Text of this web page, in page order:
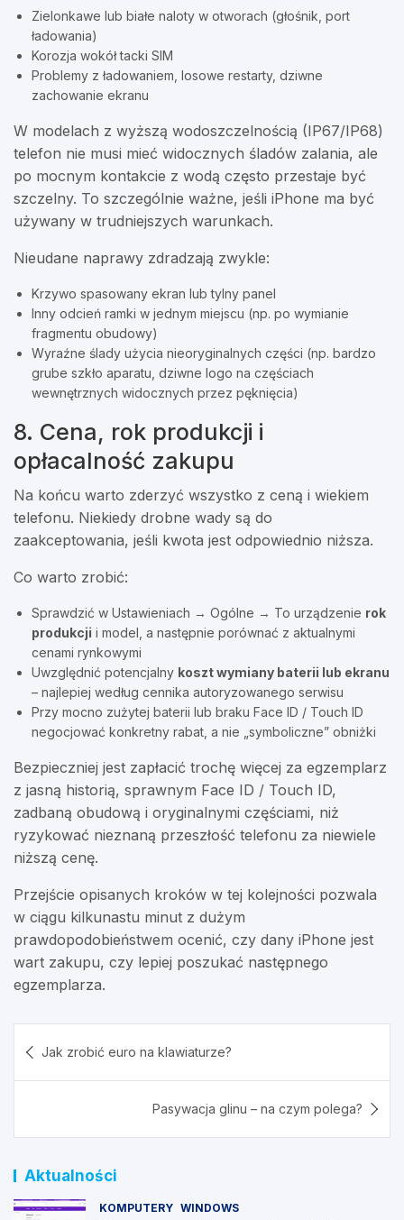
Zielonkawe lub białe naloty w otworach (głośnik, port
ładowania)
Korozja wokół tacki SIM
Problemy z ładowaniem, losowe restarty, dziwne
zachowanie ekranu
W modelach z wyższą wodoszczelnością (IP67/IP68)
telefon nie musi mieć widocznych śladów zalania, ale
po mocnym kontakcie z wodą często przestaje być
szczelny. To szczególnie ważne, jeśli iPhone ma być
używany w trudniejszych warunkach.
Nieudane naprawy zdradzają zwykle:
Krzywo spasowany ekran lub tylny panel
Inny odcień ramki w jednym miejscu (np. po wymianie
fragmentu obudowy)
Wyraźne ślady użycia nieoryginalnych części (np. bardzo
grube szkło aparatu, dziwne logo na częściach
wewnętrznych widocznych przez pęknięcia)
8. Cena, rok produkcji i
opłacalność zakupu
Na końcu warto zderzyć wszystko z ceną i wiekiem
telefonu. Niekiedy drobne wady są do
zaakceptowania, jeśli kwota jest odpowiednio niższa.
Co warto zrobić:
Sprawdzić w Ustawieniach → Ogólne → To urządzenie rok
produkcji i model, a następnie porównać z aktualnymi
cenami rynkowymi
Uwzględnić potencjalny koszt wymiany baterii lub ekranu
– najlepiej według cennika autoryzowanego serwisu
Przy mocno zużytej baterii lub braku Face ID / Touch ID
negocjować konkretny rabat, a nie „symboliczne” obniżki
Bezpieczniej jest zapłacić trochę więcej za egzemplarz
z jasną historią, sprawnym Face ID / Touch ID,
zadbaną obudową i oryginalnymi częściami, niż
ryzykować nieznaną przeszłość telefonu za niewiele
niższą cenę.
Przejście opisanych kroków w tej kolejności pozwala
w ciągu kilkunastu minut z dużym
prawdopodobieństwem ocenić, czy dany iPhone jest
wart zakupu, czy lepiej poszukać następnego
egzemplarza.
wpisu
Jak zrobić euro na klawiaturze?
Pasywacja glinu – na czym polega?
Aktualności
KOMPUTERY WINDOWS